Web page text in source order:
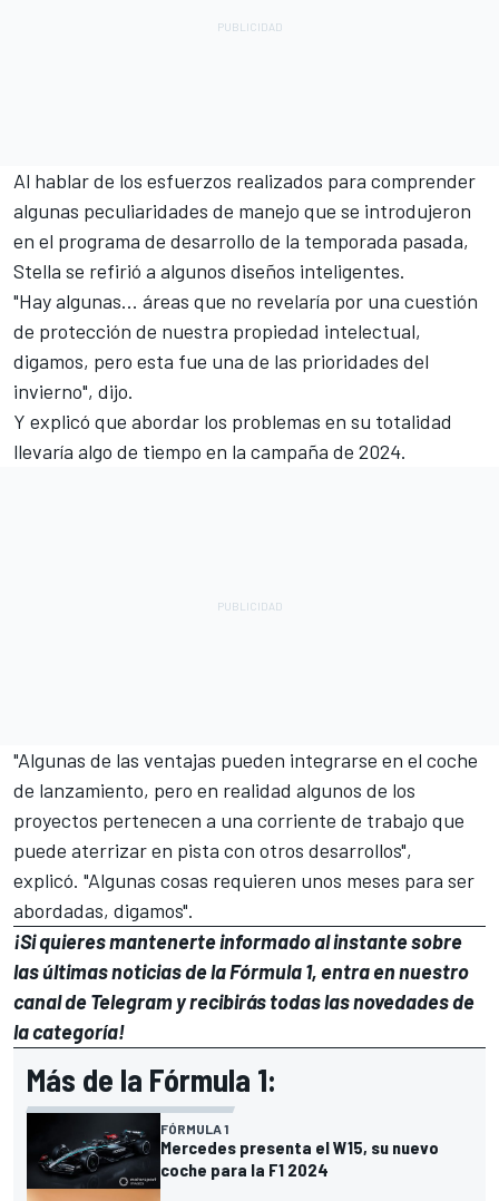
Al hablar de los esfuerzos realizados para comprender
algunas peculiaridades de manejo que se introdujeron
en el programa de desarrollo de la temporada pasada,
Stella se refirió a algunos diseños inteligentes.
"Hay algunas... áreas que no revelaría por una cuestión
de protección de nuestra propiedad intelectual,
digamos, pero esta fue una de las prioridades del
invierno", dijo.
Y explicó que abordar los problemas en su totalidad
llevaría algo de tiempo en la campaña de 2024.
"Algunas de las ventajas pueden integrarse en el coche
de lanzamiento, pero en realidad algunos de los
proyectos pertenecen a una corriente de trabajo que
puede aterrizar en pista con otros desarrollos",
explicó. "Algunas cosas requieren unos meses para ser
abordadas, digamos".
¡Si quieres mantenerte informado al instante sobre
las últimas noticias de la Fórmula 1, entra ennuestro
canal de Telegramy recibirás todas las novedades de
la categoría!
Más de la Fórmula 1:
FÓRMULA 1
Mercedes presenta el W15, su nuevo
coche para la F1 2024